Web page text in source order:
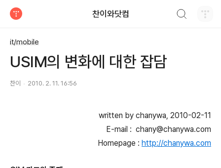
찬이와닷컴
it/mobile
USIM의 변화에 대한 잡담
찬이 2010. 2. 11. 16:56
written by chanywa, 2010-02-11
E-mail : chany@chanywa.com
Homepage : http://chanywa.com